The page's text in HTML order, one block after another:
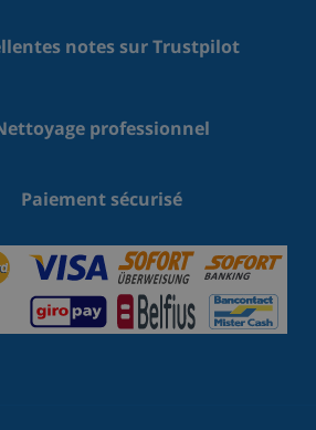
notes sur Trustpilot
professionnel
Paiement sécurisé